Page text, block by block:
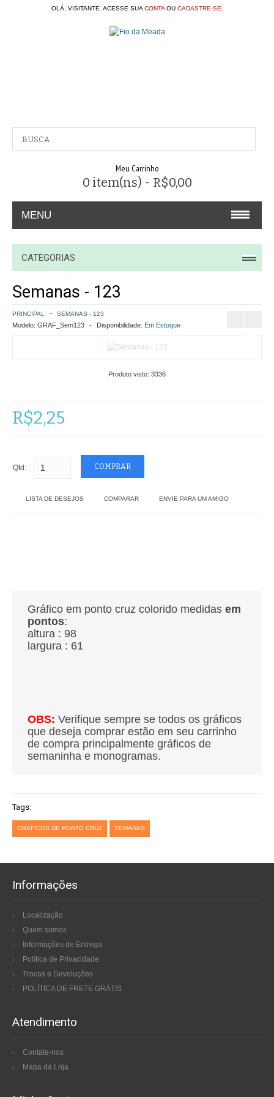
OLÁ, VISITANTE. ACESSE SUA CONTAOU CADASTRE-SE
Meu Carrinho
0 item(ns) - R$0,00
MENU
A EMPRESA
CONTATO
COMO COMPRAR
POLÍTICA DE FRETE GRÁTIS
CONTATO
CATEGORIAS
Semanas - 123
PRINCIPAL SEMANAS - 123
Modelo: GRAF_Sem123 Disponibilidade: Em Estoque
Produto visto: 3336
R$2,25
Qtd:
LISTA DE DESEJOS COMPARAR ENVIE PARA UM AMIGO
Gráfico em ponto cruz colorido medidas em
pontos:
altura : 98
largura : 61
OBS: Verifique sempre se todos os gráficos
que deseja comprar estão em seu carrinho
de compra principalmente gráficos de
semaninha e monogramas.
Tags:
GRAFICOS DE PONTO CRUZ SEMANAS
Informações
Localização
Quem somos
Informações de Entrega
Política de Privacidade
Trocas e Devoluções
POLÍTICA DE FRETE GRÁTIS
Atendimento
Contate-nos
Mapa da Loja